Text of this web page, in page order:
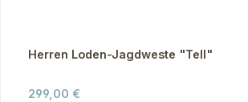
Herren Loden-Jagdweste "Tell"
Regulärer Preis:
299,00 €